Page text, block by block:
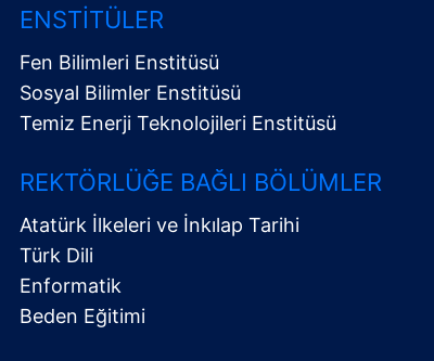
ENSTITÜLER
Fen Bilimleri Enstitüsü
Sosyal Bilimler Enstitüsü
Temiz Enerji Teknolojileri Enstitüsü
REKTÖRLÜĞE BAĞLI BÖLÜMLER
Atatürk İlkeleri ve İnkılap Tarihi
Türk Dili
Enformatik
Beden Eğitimi